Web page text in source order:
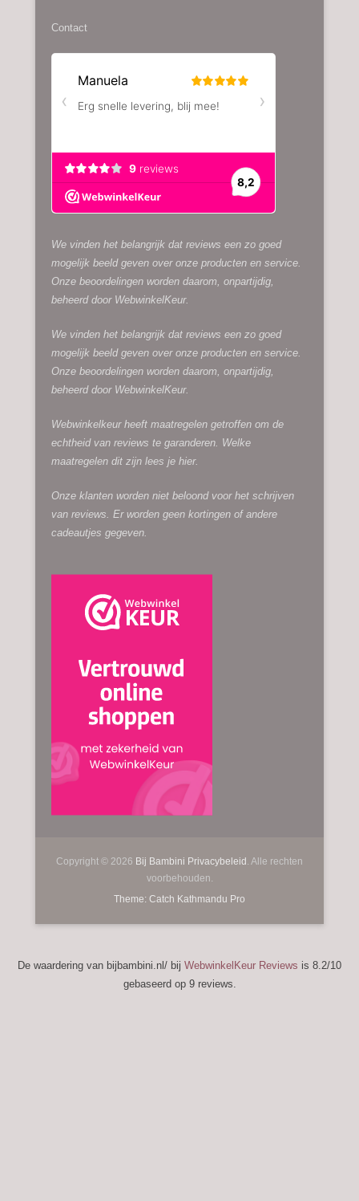
Contact
We vinden het belangrijk dat reviews een zo goed
mogelijk beeld geven over onze producten en service.
Onze beoordelingen worden daarom, onpartijdig,
beheerd door WebwinkelKeur.
We vinden het belangrijk dat reviews een zo goed
mogelijk beeld geven over onze producten en service.
Onze beoordelingen worden daarom, onpartijdig,
beheerd door WebwinkelKeur.
Webwinkelkeur heeft maatregelen getroffen om de
echtheid van reviews te garanderen. Welke
maatregelen dit zijn lees je hier.
Onze klanten worden niet beloond voor het schrijven
van reviews. Er worden geen kortingen of andere
cadeautjes gegeven.
Copyright © 2026 Bij Bambini Privacybeleid . Alle rechten
voorbehouden.
Theme: Catch Kathmandu Pro
De waardering van bijbambini.nl/ bij WebwinkelKeur Reviews is 8.2/10
gebaseerd op 9 reviews.